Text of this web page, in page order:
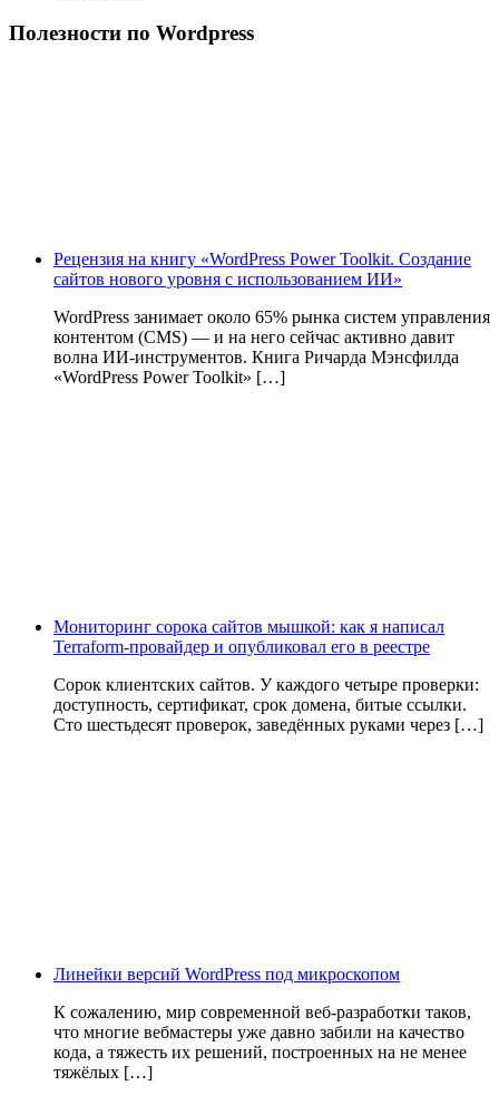
Полезности по Wordpress
Рецензия на книгу «WordPress Power Toolkit. Создание
сайтов нового уровня с использованием ИИ»
WordPress занимает около 65% рынка систем управления
контентом (CMS) — и на него сейчас активно давит
волна ИИ‑инструментов. Книга Ричарда Мэнсфилда
«WordPress Power Toolkit» […]
Мониторинг сорока сайтов мышкой: как я написал
Terraform-провайдер и опубликовал его в реестре
Сорок клиентских сайтов. У каждого четыре проверки:
доступность, сертификат, срок домена, битые ссылки.
Сто шестьдесят проверок, заведённых руками через […]
Линейки версий WordPress под микроскопом
К сожалению, мир современной веб-разработки таков,
что многие вебмастеры уже давно забили на качество
кода, а тяжесть их решений, построенных на не менее
тяжёлых […]